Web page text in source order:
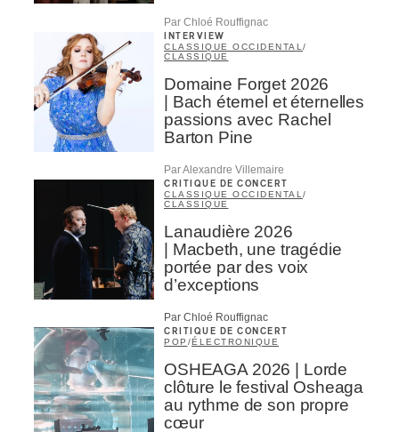
Par Chloé Rouffignac
INTERVIEW
CLASSIQUE OCCIDENTAL /
CLASSIQUE
Domaine Forget 2026
| Bach éternel et éternelles
passions avec Rachel
Barton Pine
Par Alexandre Villemaire
CRITIQUE DE CONCERT
CLASSIQUE OCCIDENTAL /
CLASSIQUE
Lanaudière 2026
| Macbeth, une tragédie
portée par des voix
d’exceptions
Par Chloé Rouffignac
CRITIQUE DE CONCERT
POP /ÉLECTRONIQUE
OSHEAGA 2026 | Lorde
clôture le festival Osheaga
au rythme de son propre
cœur